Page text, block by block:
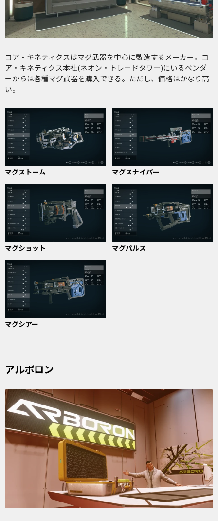
コア・キネティクスはマグ武器を中心に製造するメーカー。コ
ア・キネティクス本社(ネオン・トレードタワー)にいるベンダ
ーからは各種マグ武器を購入できる。ただし、価格はかなり高
い。
マグストーム マグスナイパー
マグショット マグパルス
マグシアー
アルボロン